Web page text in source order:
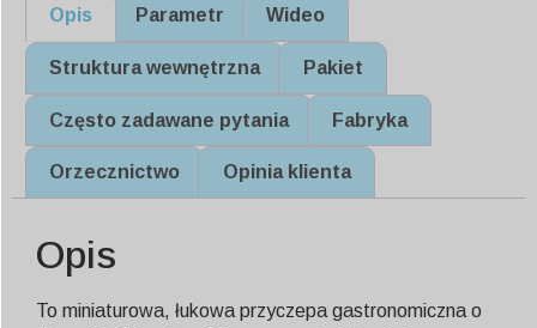
Opis Parametr Wideo
Struktura wewnętrzna Pakiet
Często zadawane pytania Fabryka
Orzecznictwo Opinia klienta
Opis
To miniaturowa, łukowa przyczepa gastronomiczna o